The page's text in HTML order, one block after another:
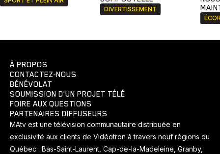
DIVERTISSEMENT
À PROPOS
CONTACTEZ-NOUS
BÉNÉVOLAT
SOUMISSION D'UN PROJET TÉLÉ
FOIRE AUX QUESTIONS
PARTENAIRES DIFFUSEURS
MAtv est une télévision communautaire distribuée en
exclusivité aux clients de Vidéotron à travers neuf régions du
Québec : Bas-Saint-Laurent, Cap-de-la-Madeleine, Granby,